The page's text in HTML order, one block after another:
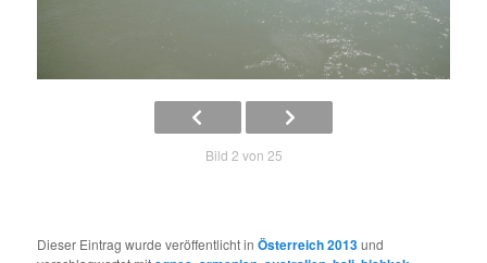
Bild 2 von 25
Dieser Eintrag wurde veröffentlicht inÖsterreich 2013und